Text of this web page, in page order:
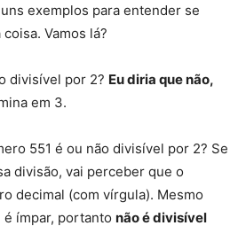
exemplos para entender se
Vamos lá?
divisível por 2? Eu diria que não,
em 3.
551 é ou não divisível por 2? Se
divisão, vai perceber que o
decimal (com vírgula). Mesmo
ímpar, portanto não é divisível